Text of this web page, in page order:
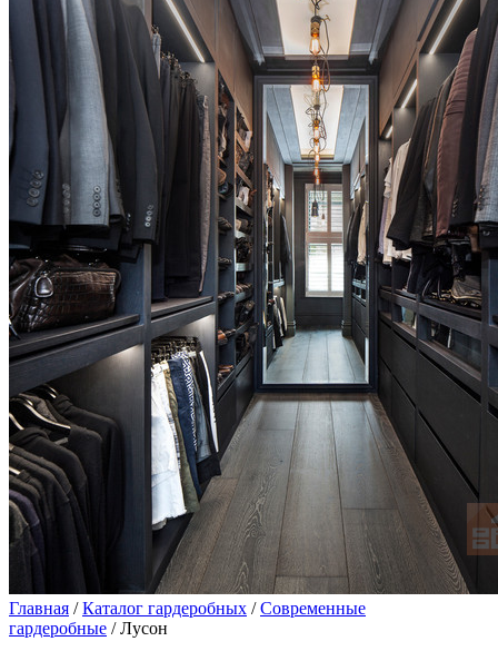
Главная /Каталог гардеробных /Современные
гардеробные / Лусон